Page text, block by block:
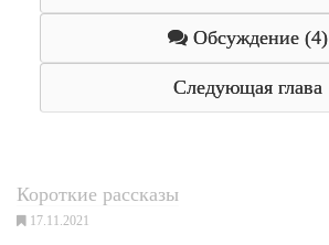
Обсуждение (4)
Следующая глава
Короткие рассказы
17.11.2021